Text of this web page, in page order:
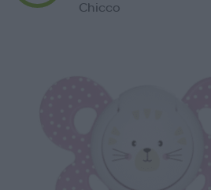
Chicco